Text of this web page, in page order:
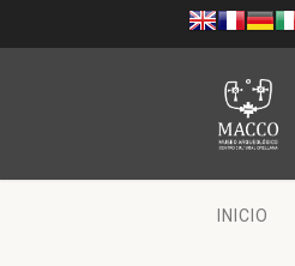
INICIO